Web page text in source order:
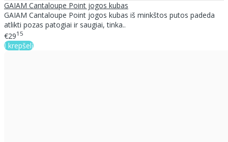
GAIAM Cantaloupe Point jogos kubas
GAIAM Cantaloupe Point jogos kubas iš minkštos putos padeda
atlikti pozas patogiai ir saugiai, tinka..
€2915
Į krepšelį